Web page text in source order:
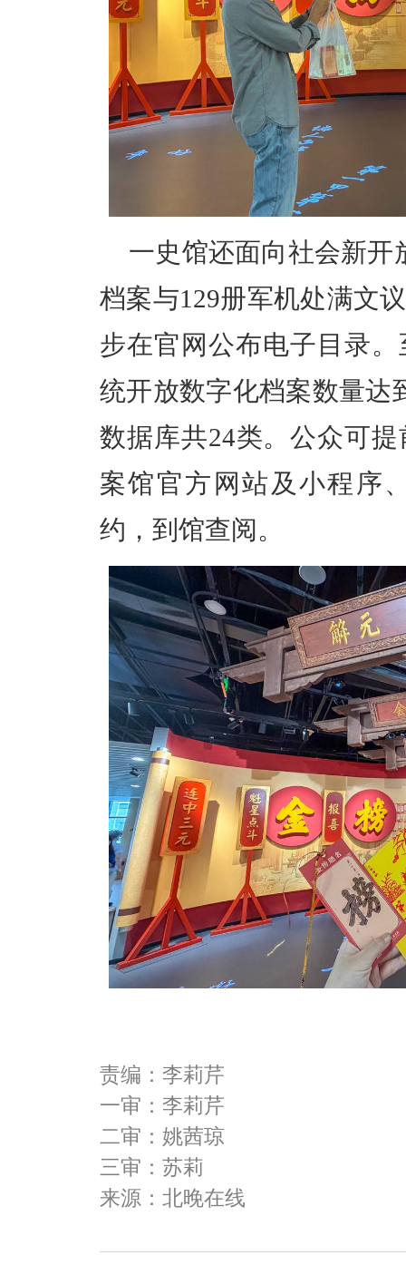
一史馆还面向社会新
档案与129册军机处满文
步在官网公布电子目录
统开放数字化档案数量达
数据库共24类。公众可提
案馆官方网站及小程序
约，到馆查阅。
责编：李莉芹
一审：李莉芹
二审：姚茜琼
三审：苏莉
来源：北晚在线